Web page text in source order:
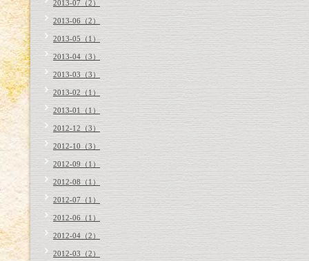
2013-07（2）
2013-06（2）
2013-05（1）
2013-04（3）
2013-03（3）
2013-02（1）
2013-01（1）
2012-12（3）
2012-10（3）
2012-09（1）
2012-08（1）
2012-07（1）
2012-06（1）
2012-04（2）
2012-03（2）